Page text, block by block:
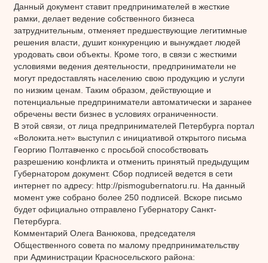
Данный документ ставит предпринимателей в жесткие
рамки, делает ведение собственного бизнеса
затруднительным, отменяет предшествующие легитимные
решения власти, душит конкуренцию и вынуждает людей
уродовать свои объекты. Кроме того, в связи с жесткими
условиями ведения деятельности, предприниматели не
могут предоставлять населению свою продукцию и услуги
по низким ценам. Таким образом, действующие и
потенциальные предприниматели автоматически и заранее
обречены вести бизнес в условиях ограниченности.
В этой связи, от лица предпринимателей Петербурга портал
«Волокита.нет» выступил с инициативой открытого письма
Георгию Полтавченко с просьбой способствовать
разрешению конфликта и отменить принятый предыдущим
Губернатором документ. Сбор подписей ведется в сети
интернет по адресу: http://pismogubernatoru.ru. На данный
момент уже собрано более 250 подписей. Вскоре письмо
будет официально отправлено Губернатору Санкт-
Петербурга.
Комментарий Олега Ванюкова, председателя
Общественного совета по малому предпринимательству
при Администрации Красносельского района: